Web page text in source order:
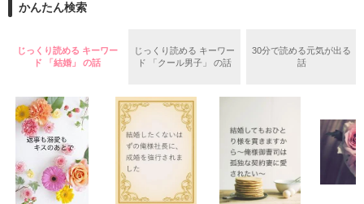
両親から虐待を受け感情を知らない女の子と
泣き方も、笑い方も、助けの求め方も、何も知らなかった。
でもみんなが教えてくれた。
きになっちゃうんだって』
※表紙はフリー素材です。コンテスト用に既存作を改稿しまし
た。
かんたん検索
じっくり読める キーワー
ド 「結婚」 の話
じっくり読める キーワー
ド 「クール男子」 の話
30分で読める元気が出る
話